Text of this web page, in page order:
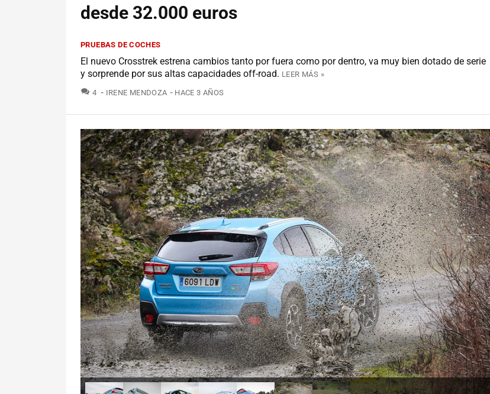
desde 32.000 euros
PRUEBAS DE COCHES
El nuevo Crosstrek estrena cambios tanto por fuera como por dentro, va muy bien dotado de serie
y sorprende por sus altas capacidades off-road. LEER MÁS »
4 COMENTARIOS
IRENE MENDOZA HACE 3 AÑOS